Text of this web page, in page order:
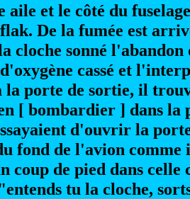
aile et le côté du
De la fumée est
cloche sonné
cassé et
porte de sortie, il
[ bombardier ] dans la
d'ouvrir la
fond de l'avion comme
coup de pied dans celle
tu la cloche,